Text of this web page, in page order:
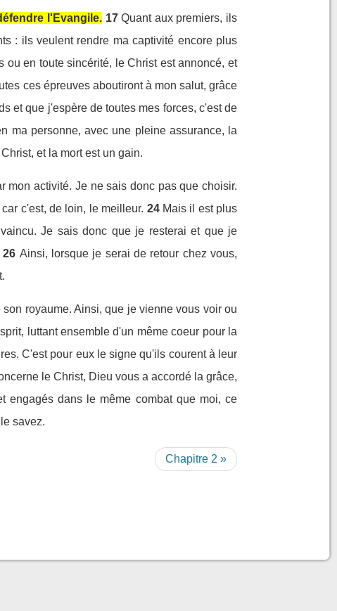
l'Evangile. 17 Quant aux premiers, ils
: ils veulent rendre ma captivité encore plus
ou en toute sincérité, le Christ est annoncé, et
ces épreuves aboutiront à mon salut, grâce
et que j'espère de toutes mes forces, c'est de
ma personne, avec une pleine assurance, la
et la mort est un gain.
mon activité. Je ne sais donc pas que choisir.
c'est, de loin, le meilleur. 24 Mais il est plus
Je sais donc que je resterai et que je
26 Ainsi, lorsque je serai de retour chez vous,
royaume. Ainsi, que je vienne vous voir ou
luttant ensemble d'un même coeur pour la
C'est pour eux le signe qu'ils courent à leur
le Christ, Dieu vous a accordé la grâce,
engagés dans le même combat que moi, ce
savez.
Chapitre 2 »